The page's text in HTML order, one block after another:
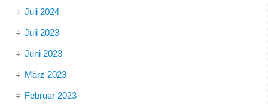
Juli 2024
Juli 2023
Juni 2023
März 2023
Februar 2023